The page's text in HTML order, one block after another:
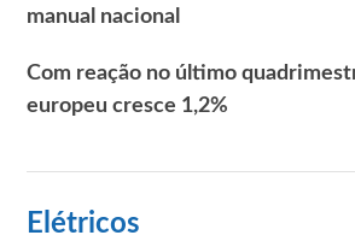
manual nacional
Com reação no último
europeu cresce 1,2%
Elétricos